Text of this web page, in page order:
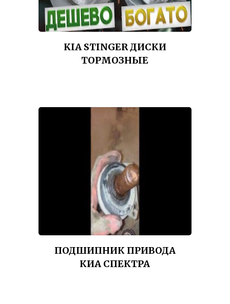
KIA STINGER ДИСКИ
ТОРМОЗНЫЕ
ПОДШИПНИК ПРИВОДА
КИА СПЕКТРА